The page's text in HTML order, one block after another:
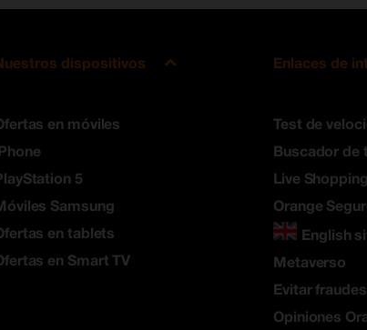
dispositivos
en móviles
5
Samsung
en tablets
en Smart TV
Enlaces de
Test de
Buscador de
Live Shopping
Orange
English
Metaverso
Evitar
Opiniones